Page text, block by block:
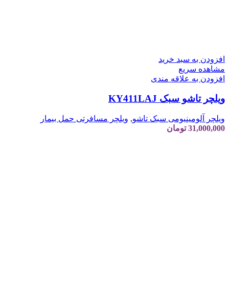
افزودن به سبد خرید
مشاهده سریع
افزودن به علاقه مندی
ویلچر تاشو سبک KY411LAJ
ویلچر آلومینیومی سبک تاشو, ویلچر مسافرتی حمل بیمار
31,000,000 تومان